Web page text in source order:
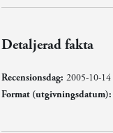
Detaljerad fakta
Recensionsdag: 2005-10-14
Format (utgivningsdatum):